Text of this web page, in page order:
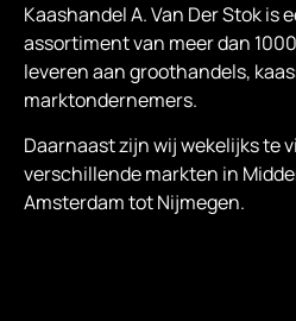
Kaashandel A. Van Der Stok is
assortiment van meer dan
leveren aan groothandels,
marktondernemers.
Daarnaast zijn wij wekelijks te
verschillende markten in
Amsterdam tot Nijmegen.